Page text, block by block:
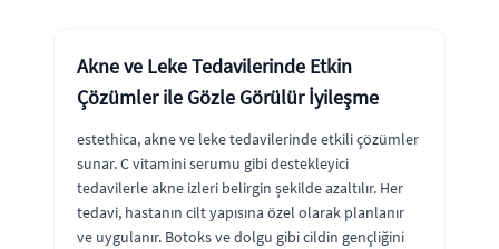
Akne ve Leke Tedavilerinde Etkin
Çözümler ile Gözle Görülür İyileşme
estethica, akne ve leke tedavilerinde etkili çözümler
sunar. C vitamini serumu gibi destekleyici
tedavilerle akne izleri belirgin şekilde azaltılır. Her
tedavi, hastanın cilt yapısına özel olarak planlanır
ve uygulanır. Botoks ve dolgu gibi cildin gençliğini